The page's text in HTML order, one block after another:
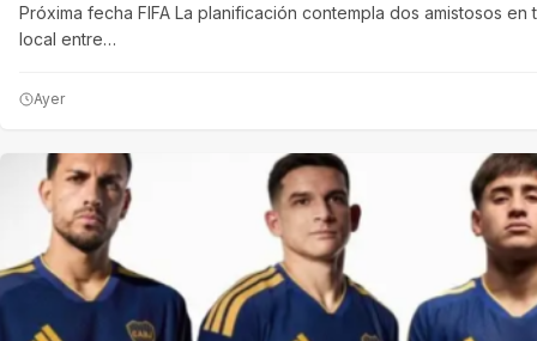
Próxima fecha FIFA La planificación contempla dos amistosos
local entre…
Ayer